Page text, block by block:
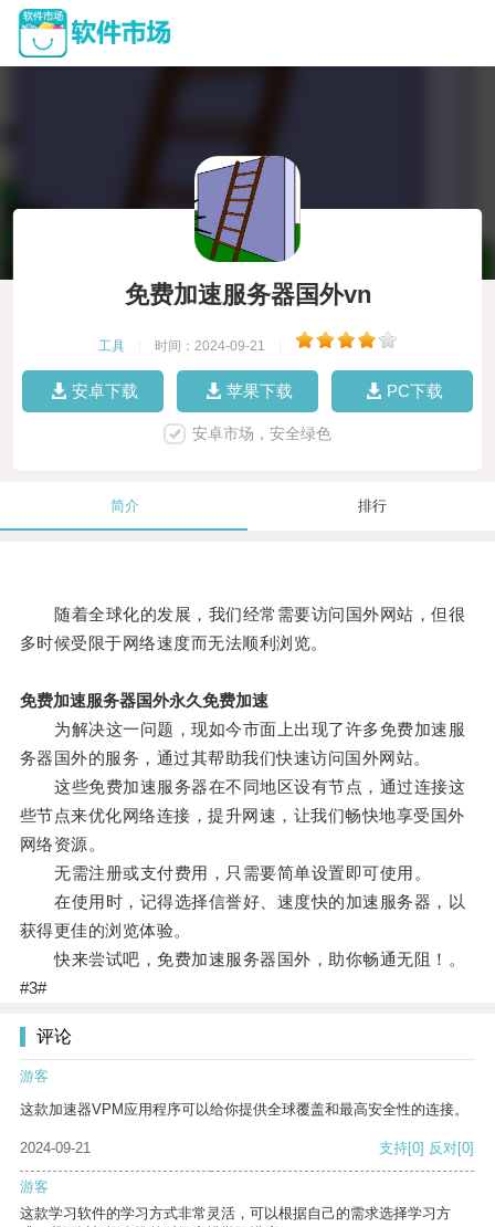
免费加速服务器国外vn
工具 时间：2024-09-21
安卓下载 苹果下载 PC下载
安卓市场，安全绿色
简介 排行
随着全球化的发展，我们经常需要访问国外网站，但很
多时候受限于网络速度而无法顺利浏览。
免费加速服务器国外永久免费加速
为解决这一问题，现如今市面上出现了许多免费加速服
务器国外的服务，通过其帮助我们快速访问国外网站。
这些免费加速服务器在不同地区设有节点，通过连接这
些节点来优化网络连接，提升网速，让我们畅快地享受国外
网络资源。
无需注册或支付费用，只需要简单设置即可使用。
在使用时，记得选择信誉好、速度快的加速服务器，以
获得更佳的浏览体验。
快来尝试吧，免费加速服务器国外，助你畅通无阻！。
#3#
评论
游客
这款加速器VPM应用程序可以给你提供全球覆盖和最高安全性的连接。
2024-09-21 支持[0] 反对[0]
游客
这款学习软件的学习方式非常灵活，可以根据自己的需求选择学习方